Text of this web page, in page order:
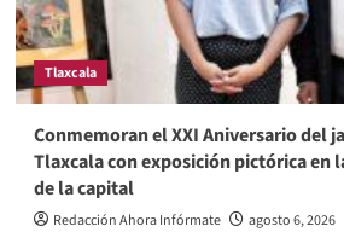
Tlaxcala
Conmemoran el XXI Aniversario del
Tlaxcala con exposición pictórica en
de la capital
Redacción Ahora Infórmate agosto 6, 2026